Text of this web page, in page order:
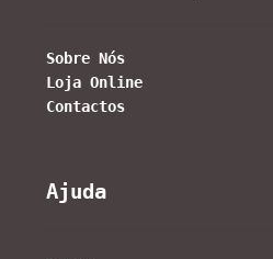
Sobre Nós
Loja Online
Contactos
Ajuda